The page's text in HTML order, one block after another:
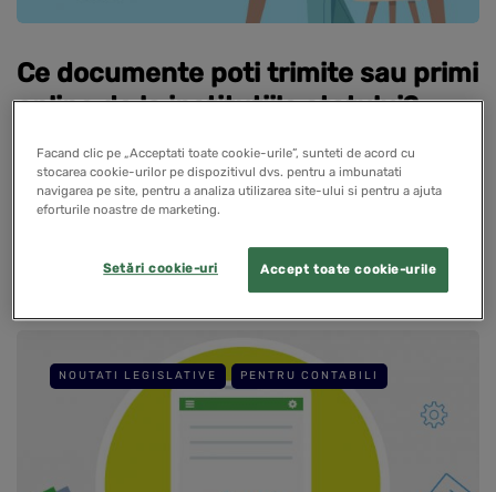
Ce documente poti trimite sau primi
online de la institutiile statului?
13 aprilie 2020
Digitalizarii principalelor institutii cu care antreprenorii
situatiei actuale.
NOUTATI LEGISLATIVE PENTRU CONTABILI
Facand clic pe „Acceptati toate cookie-urile”, sunteti de acord cu
stocarea cookie-urilor pe dispozitivul dvs. pentru a imbunatati
navigarea pe site, pentru a analiza utilizarea site-ului si pentru a ajuta
eforturile noastre de marketing.
Accept toate cookie-urile
Setări cookie-uri